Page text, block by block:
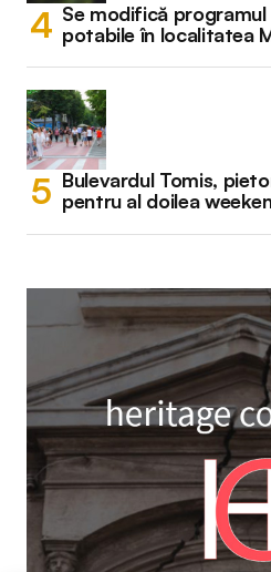
Se modifică
potabile în localitatea
Bulevardul Tomis,
pentru al doilea